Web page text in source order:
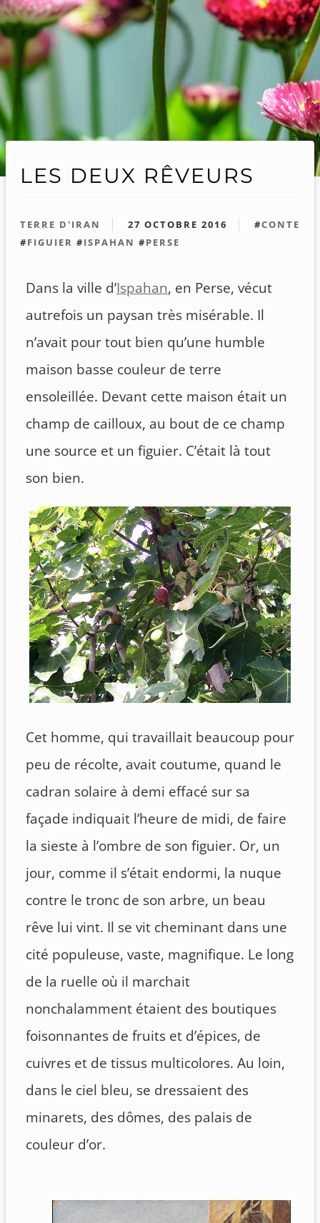
LES DEUX RÊVEURS
TERRE D'IRAN 27 OCTOBRE 2016 #CONTE
#FIGUIER #ISPAHAN #PERSE
Dans la ville d’Ispahan, en Perse, vécut
autrefois un paysan très misérable. Il
n’avait pour tout bien qu’une humble
maison basse couleur de terre
ensoleillée. Devant cette maison était un
champ de cailloux, au bout de ce champ
une source et un figuier. C’était là tout
son bien.
Cet homme, qui travaillait beaucoup pour
peu de récolte, avait coutume, quand le
cadran solaire à demi effacé sur sa
façade indiquait l’heure de midi, de faire
la sieste à l’ombre de son figuier. Or, un
jour, comme il s’était endormi, la nuque
contre le tronc de son arbre, un beau
rêve lui vint. Il se vit cheminant dans une
cité populeuse, vaste, magnifique. Le long
de la ruelle où il marchait
nonchalamment étaient des boutiques
foisonnantes de fruits et d’épices, de
cuivres et de tissus multicolores. Au loin,
dans le ciel bleu, se dressaient des
minarets, des dômes, des palais de
couleur d’or.